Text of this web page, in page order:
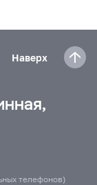
Наверх
телефонов)